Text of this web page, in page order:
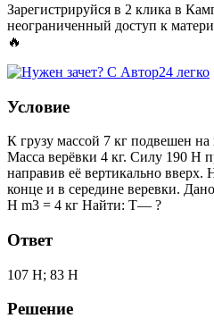
Зарегистрируйся в 2 клика в
неограниченный доступ к
🔥
Условие
К грузу массой 7 кг подвешен на
Масса верёвки 4 кг. Силу 190 Н
направив её вертикально
конце и в середине веревки.
Н m3 = 4 кг Найти: T— ?
Ответ
107 Н; 83 Н
Решение